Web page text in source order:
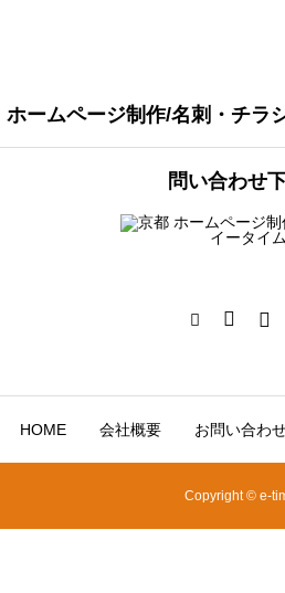
ホームページ制作/名刺・チラ
問い合わせ
HOME 会社概要 お問い合わ
Copyright © e-